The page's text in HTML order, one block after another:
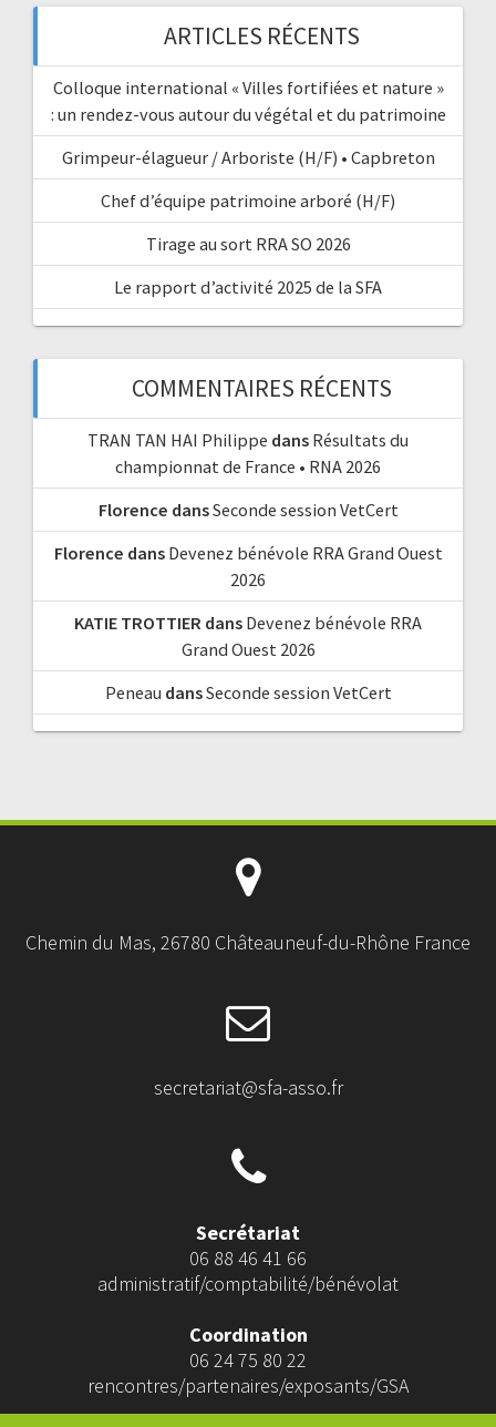
ARTICLES RÉCENTS
Colloque international « Villes fortifiées et nature »
: un rendez-vous autour du végétal et du patrimoine
Grimpeur-élagueur / Arboriste (H/F) • Capbreton
Chef d’équipe patrimoine arboré (H/F)
Tirage au sort RRA SO 2026
Le rapport d’activité 2025 de la SFA
COMMENTAIRES RÉCENTS
TRAN TAN HAI Philippe dans Résultats du
championnat de France • RNA 2026
Florence dansSeconde session VetCert
Florence dans Devenez bénévole RRA Grand Ouest
2026
KATIE TROTTIER dans Devenez bénévole RRA
Grand Ouest 2026
Peneau dansSeconde session VetCert
Chemin du Mas, 26780 Châteauneuf-du-Rhône France
secretariat@sfa-asso.fr
Secrétariat
06 88 46 41 66
administratif/comptabilité/bénévolat
Coordination
06 24 75 80 22
rencontres/partenaires/exposants/GSA